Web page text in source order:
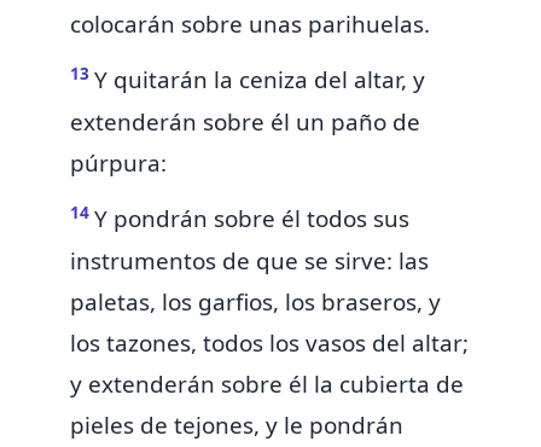
colocarán sobre unas parihuelas.
13 Y quitarán la ceniza del altar, y
extenderán sobre él un paño de
púrpura:
14 Y pondrán sobre él todos sus
instrumentos de que se sirve: las
paletas, los garfios, los braseros, y
lostazones, todos los vasos del altar;
y extenderán sobre él la cubierta de
pieles de tejones, y le pondrán